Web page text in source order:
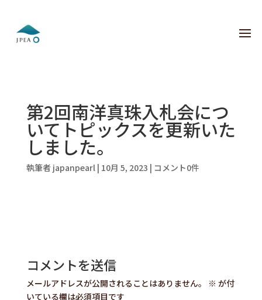
第2回南洋真珠入札会につ
いてトピックスを更新いた
しました。
執筆者 japanpearl| 10月 5, 2023 | コメント0件
コメントを送信
メールアドレスが公開されることはありません。 ※ が付
いている欄は必須項目です